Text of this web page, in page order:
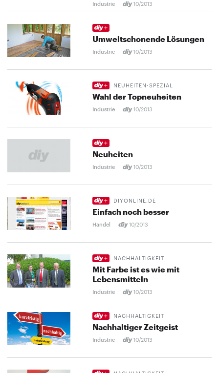
Industrie 10/2013
Umweltschonende Lösungen
Industrie 10/2013
NEUHEITEN-SPEZIAL
Wahl der Topneuheiten
Industrie 10/2013
Neuheiten
Industrie 10/2013
DIYONLINE.DE
Einfach noch besser
Handel 10/2013
NACHHALTIGKEIT
Mit Farbe ist es wie mit
Lebensmitteln
Industrie 10/2013
NACHHALTIGKEIT
Nachhaltiger Zeitgeist
Industrie 10/2013